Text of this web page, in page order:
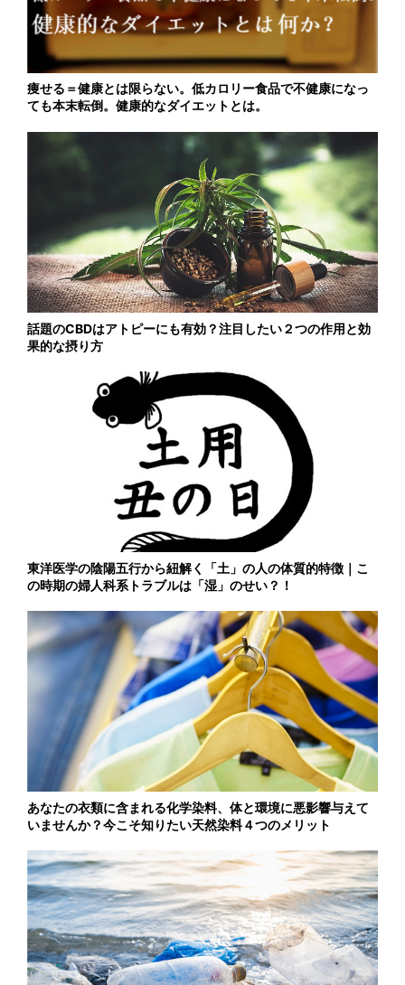
痩せる＝健康とは限らない。低カロリー食品で不健康になっ
ても本末転倒。健康的なダイエットとは。
話題のCBDはアトピーにも有効？注目したい２つの作用と効
果的な摂り方
東洋医学の陰陽五行から紐解く「土」の人の体質的特徴｜こ
の時期の婦人科系トラブルは「湿」のせい？！
あなたの衣類に含まれる化学染料、体と環境に悪影響与えて
いませんか？今こそ知りたい天然染料４つのメリット